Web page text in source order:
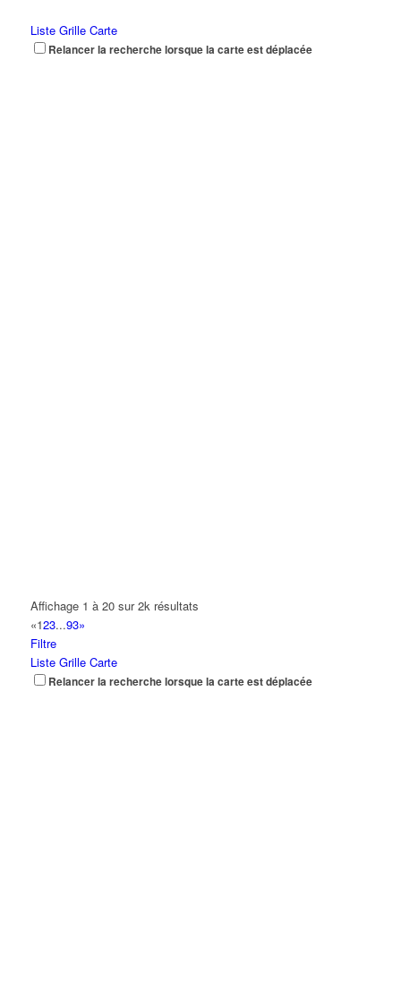
Liste Grille Carte
Relancer la recherche lorsque la carte est déplacée
Affichage 1 à 20 sur 2k résultats
«123...93»
Filtre
Liste Grille Carte
Relancer la recherche lorsque la carte est déplacée